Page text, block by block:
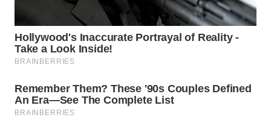
WN
TEBING
WN
PAKPAK